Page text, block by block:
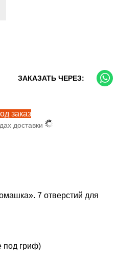
ЗАКАЗАТЬ ЧЕРЕЗ:
заказ
доставки
7 отверстий для
под гриф)